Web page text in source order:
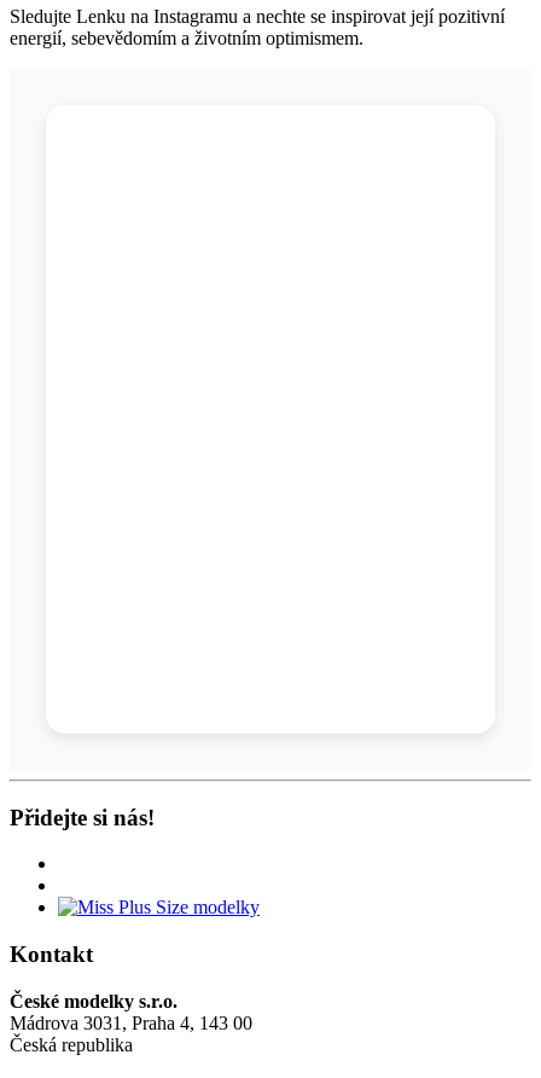
Sledujte Lenku na Instagramu a nechte se inspirovat její pozitivní
energií, sebevědomím a životním optimismem.
Přidejte si nás!
Kontakt
České modelky s.r.o.
Mádrova 3031, Praha 4, 143 00
Česká republika